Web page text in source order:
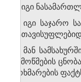
ა) იგი
ბ) იგი საჯარო
გ) მან
შემოწმების
მოხმარების